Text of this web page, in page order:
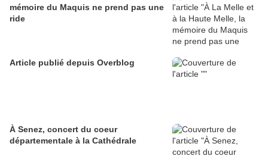
mémoire du Maquis ne prend pas une
ride
Article publié depuis Overblog
À Senez, concert du coeur
départementale à la Cathédrale